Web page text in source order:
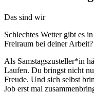
Das sind wir
Schlechtes Wetter gibt es
Freiraum bei deiner
Als Samstagszusteller*in
Laufen. Du bringst nicht
Freude. Und sich selbst
Job erst mal